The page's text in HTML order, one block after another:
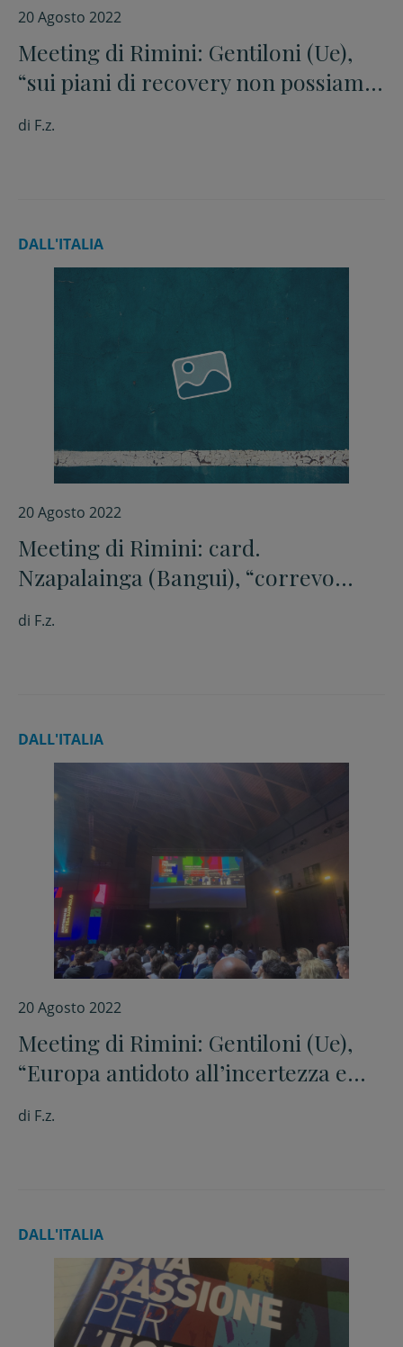
20 Agosto 2022
Meeting di Rimini: Gentiloni (Ue),
“sui piani di recovery non possiamo
permetterci battute d’arresto”
di F.z.
DALL'ITALIA
20 Agosto 2022
Meeting di Rimini: card.
Nzapalainga (Bangui), “correvo
dietro ai ribelli armati con la sola
forza della fede”
di F.z.
DALL'ITALIA
20 Agosto 2022
Meeting di Rimini: Gentiloni (Ue),
“Europa antidoto all’incertezza e
alla fragilità”
di F.z.
DALL'ITALIA